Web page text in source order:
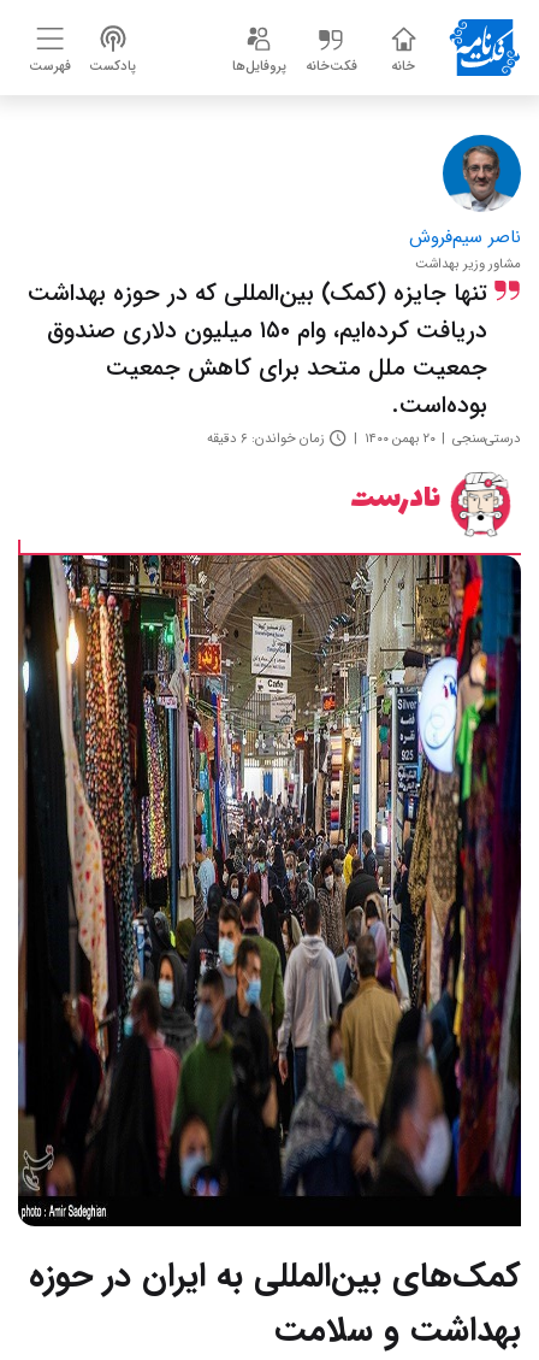
خانه فکت‌خانه پروفایل‌ها پادکست فهرست
ناصر سیم‌فروش
مشاور وزیر بهداشت
تنها جایزه (کمک) بین‌المللی که در حوزه بهداشت
دریافت کرده‌ایم، وام ۱۵۰ میلیون دلاری صندوق
جمعیت ملل متحد برای کاهش جمعیت
بوده‌است.
درستی‌سنجی ۲۰ بهمن ۱۴۰۰ زمان خواندن: ۶ دقیقه
نادرست
کمک‌های بین‌المللی به ایران در حوزه
بهداشت و سلامت